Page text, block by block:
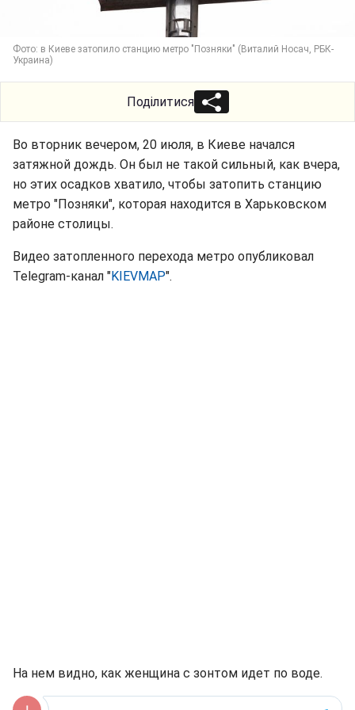
Фото: в Киеве затопило станцию метро "Позняки" (Виталий Носач, РБК-
Украина)
Поділитися
Во вторник вечером, 20 июля, в Киеве начался
затяжной дождь. Он был не такой сильный, как вчера,
но этих осадков хватило, чтобы затопить станцию
метро "Позняки", которая находится в Харьковском
районе столицы.
Видео затопленного перехода метро опубликовал
Telegram-канал "KIEVMAP".
На нем видно, как женщина с зонтом идет по воде.